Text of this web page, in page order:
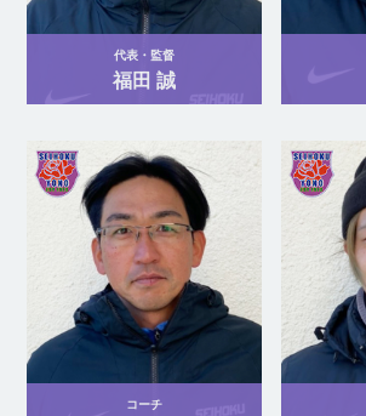
代表・監督
福田 誠
コーチ